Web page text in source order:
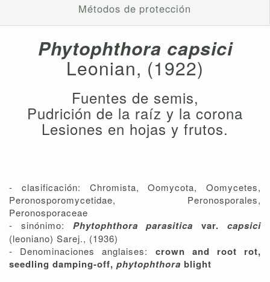
Métodos de protección
Phytophthora capsici
Leonian, (1922)
Fuentes de semis,
Pudrición de la raíz y la corona
Lesiones en hojas y frutos.
- clasificación: Chromista, Oomycota, Oomycetes,
Peronosporomycetidae, Peronosporales,
Peronosporaceae
- sinónimo: Phytophthora parasiticavar.capsici
(leoniano) Sarej., (1936)
- Denominaciones anglaises: crown and root rot,
seedling damping-off, phytophthora blight